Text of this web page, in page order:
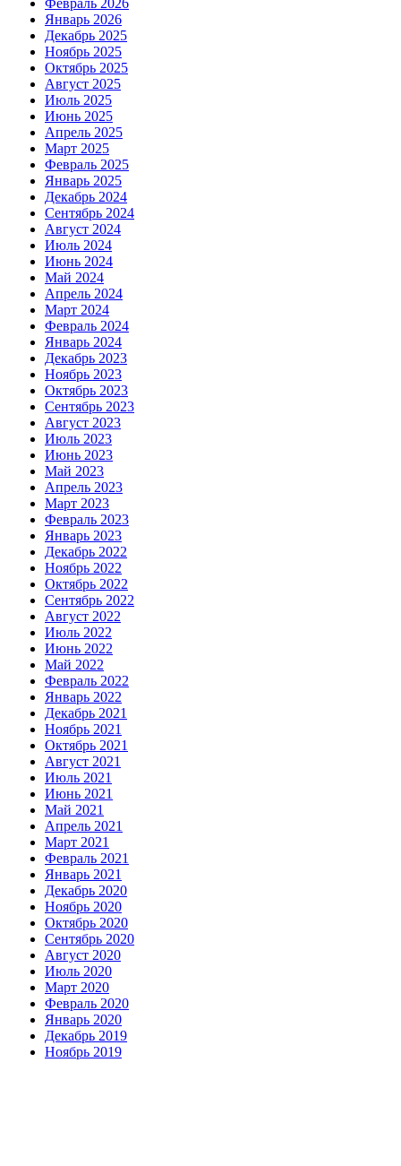
Январь 2026
Декабрь 2025
Ноябрь 2025
Октябрь 2025
Август 2025
Июль 2025
Июнь 2025
Апрель 2025
Март 2025
Февраль 2025
Январь 2025
Декабрь 2024
Сентябрь 2024
Август 2024
Июль 2024
Июнь 2024
Май 2024
Апрель 2024
Март 2024
Февраль 2024
Январь 2024
Декабрь 2023
Ноябрь 2023
Октябрь 2023
Сентябрь 2023
Август 2023
Июль 2023
Июнь 2023
Май 2023
Апрель 2023
Март 2023
Февраль 2023
Январь 2023
Декабрь 2022
Ноябрь 2022
Октябрь 2022
Сентябрь 2022
Август 2022
Июль 2022
Июнь 2022
Май 2022
Февраль 2022
Январь 2022
Декабрь 2021
Ноябрь 2021
Октябрь 2021
Август 2021
Июль 2021
Июнь 2021
Май 2021
Апрель 2021
Март 2021
Февраль 2021
Январь 2021
Декабрь 2020
Ноябрь 2020
Октябрь 2020
Сентябрь 2020
Август 2020
Июль 2020
Март 2020
Февраль 2020
Январь 2020
Декабрь 2019
Ноябрь 2019